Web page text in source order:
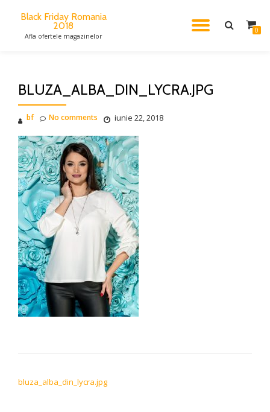
Black Friday Romania
2018
Afla ofertele magazinelor
0
BLUZA_ALBA_DIN_LYCRA.JPG
bf iunie 22, 2018
No comments
bluza_alba_din_lycra.jpg